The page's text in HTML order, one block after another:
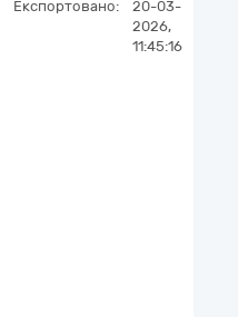
Експортовано:
20-03-
2026,
11:45:16